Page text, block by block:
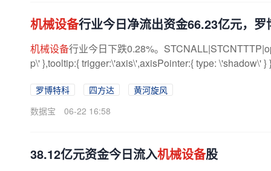
机械设备行业今日净流出资金66.23亿元，
机械设备行业今日下跌0.28%。
p\' },tooltip:{ trigger:\'axis\',axisPointer:{ type: \'shadow\' }
罗博特科 四方达
黄河旋风
数据宝
06-22 16:58
38.12亿元资金今日流入机械设备股